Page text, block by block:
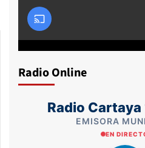
Radio Online
Radio Cartaya
EMISORA
EN